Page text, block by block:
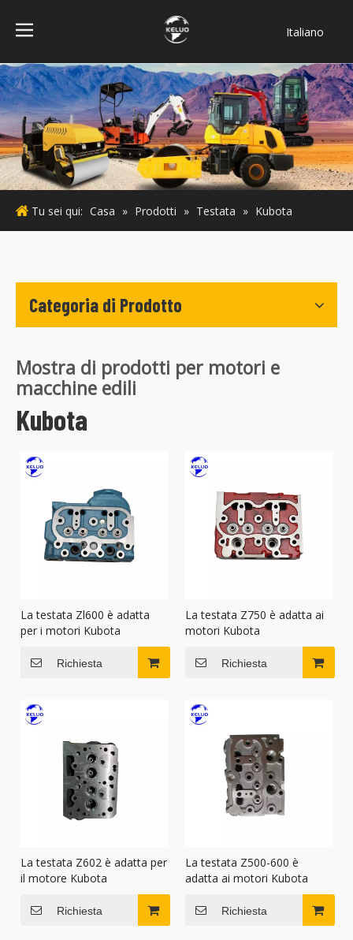
Italiano
Bahasa
indonesia
Türk dili
ไทย
Deutsch
Português
Español
English
Tu sei qui: Casa » Prodotti » Testata » Kubota
Categoria di Prodotto
Mostra di prodotti per motori e
macchine edili
Kubota
La testata Zl600 è adatta
per i motori Kubota
Richiesta
La testata Z750 è adatta ai
motori Kubota
Richiesta
La testata Z602 è adatta per
il motore Kubota
Richiesta
La testata Z500-600 è
adatta ai motori Kubota
Richiesta